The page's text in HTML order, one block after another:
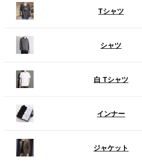
Tシャツ
シャツ
白 Tシャツ
インナー
ジャケット